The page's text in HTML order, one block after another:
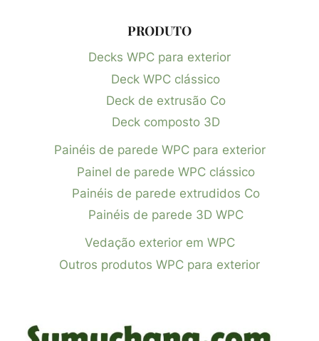
PRODUTO
Decks WPC para exterior
Deck WPC clássico
Deck de extrusão Co
Deck composto 3D
Painéis de parede WPC para exterior
Painel de parede WPC clássico
Painéis de parede extrudidos Co
Painéis de parede 3D WPC
Vedação exterior em WPC
Outros produtos WPC para exterior